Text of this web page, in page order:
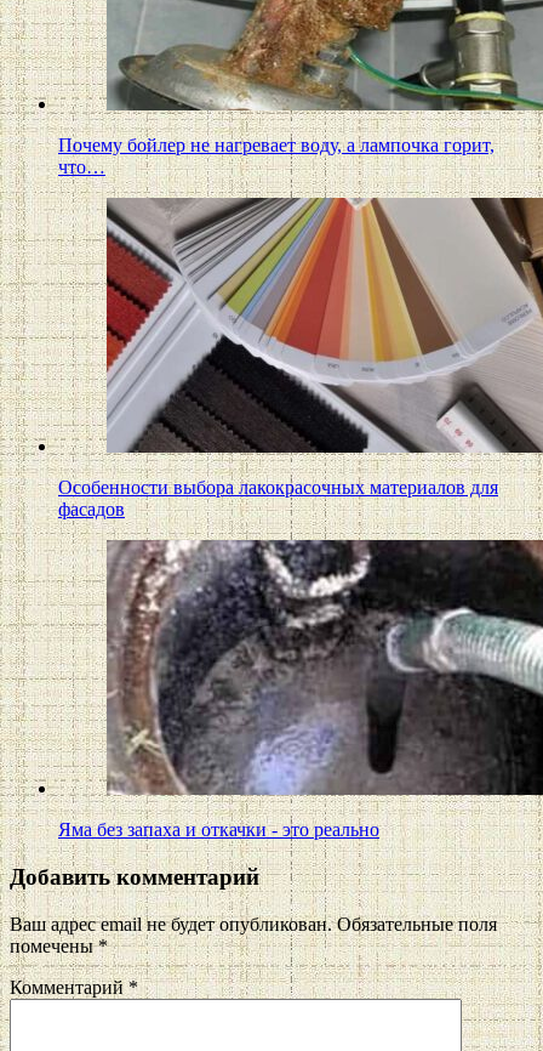
Почему бойлер не нагревает воду, а лампочка горит,
что…
Особенности выбора лакокрасочных материалов для
фасадов
Яма без запаха и откачки - это реально
Добавить комментарий
Ваш адрес email не будет опубликован. Обязательные поля
помечены*
Комментарий*